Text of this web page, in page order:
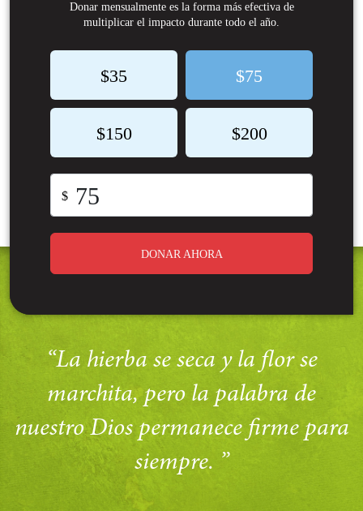
Donar mensualmente es la forma más efectiva de
multiplicar el impacto durante todo el año.
$35 $75
$150 $200
$
DONAR AHORA
“La hierba se seca y la flor se
marchita, pero la palabra de
nuestro Dios permanece firme para
siempre. ”